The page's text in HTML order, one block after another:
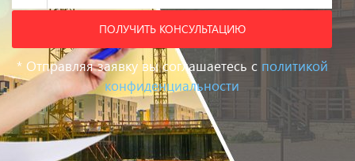
?
ПОЛУЧИТЬ КОНСУЛЬТАЦИЮ
* Отправляя заявку вы соглашаетесь с политикой
конфиденциальности